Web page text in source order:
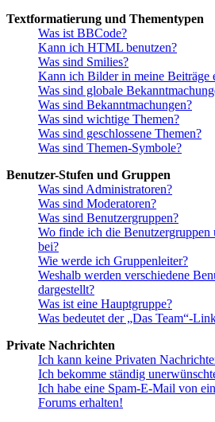
Textformatierung und Thementypen
Was ist BBCode?
Kann ich HTML benutzen?
Was sind Smilies?
Kann ich Bilder in meine Beiträge
Was sind globale
Was sind Bekanntmachungen?
Was sind wichtige Themen?
Was sind geschlossene Themen?
Was sind Themen-Symbole?
Benutzer-Stufen und Gruppen
Was sind Administratoren?
Was sind Moderatoren?
Was sind Benutzergruppen?
Wo finde ich die
bei?
Wie werde ich Gruppenleiter?
Weshalb werden verschiedene
dargestellt?
Was ist eine Hauptgruppe?
Was bedeutet der „Das Team“-
Private Nachrichten
Ich kann keine Privaten
Ich bekomme ständig
Ich habe eine Spam-E-Mail von
Forums erhalten!